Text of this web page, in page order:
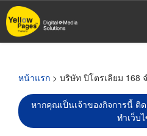
ข้าม
ไป
หน้าแรก > บริษัท ปิโตรเลียม 168
หากคุณเป็นเจ้าของกิจการนี้ ติ
ทำเว็บ